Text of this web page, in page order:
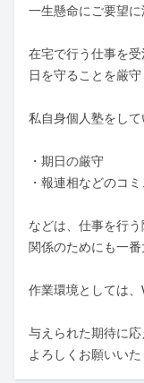
一生懸命にご要望に
在宅で行う仕事を
日を守ることを厳守
私自身個人塾をして
・期日の厳守
・報連相などのコ
などは、仕事を行
関係のためにも一番
作業環境としては、
与えられた期待に
よろしくお願いいた